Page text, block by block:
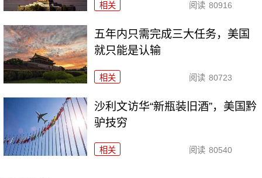
相关 阅读 80916
五年内只需完成三大任务，美国
就只能是认输
相关 阅读 80723
沙利文访华“新瓶装旧酒”，美国黔
驴技穷
相关 阅读 80540